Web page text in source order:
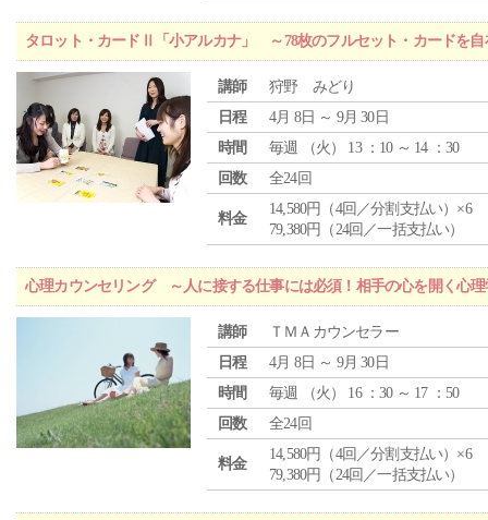
タロット・カードⅡ「小アルカナ」 ～78枚のフルセット・カードを自
講師
狩野 みどり
日程
4月 8日 ～ 9月 30日
時間
毎週 （火 ） 13 ：10 ～ 14 ：30
回数
全24回
料金
14,580円（4回／分割支払い）×6
79,380円（24回／一括支払い）
心理カウンセリング ～人に接する仕事には必須！相手の心を開く心理
講師
ＴＭＡカウンセラー
日程
4月 8日 ～ 9月 30日
時間
毎週 （火 ） 16 ：30 ～ 17 ：50
回数
全24回
料金
14,580円（4回／分割支払い）×6
79,380円（24回／一括支払い）